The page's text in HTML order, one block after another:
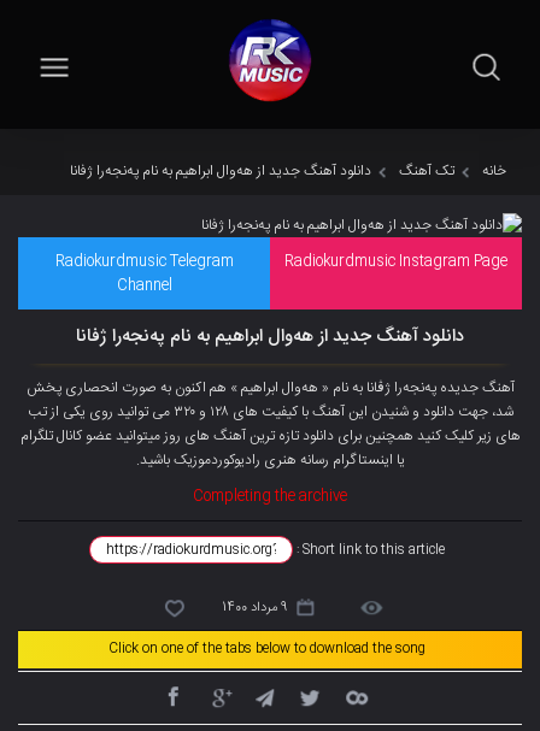
خانه تک آهنگ دانلود آهنگ جدید از هەوال ابراهیم به نام پەنجەرا ژفانا
Radiokurdmusic Instagram Page
Radiokurdmusic Telegram
Channel
دانلود آهنگ جدید از هەوال ابراهیم به نام پەنجەرا ژفانا
آهنگ جدیده پەنجەرا ژڤانا به نام « هەوال ابراهیم » هم اکنون به صورت انحصاری پخش
شد، جهت دانلود و شنیدن این آهنگ با کیفیت های ۱۲۸ و ۳۲۰ می توانید روی یکی از تب
های زیر کلیک کنید همچنین برای دانلود تازه ترین آهنگ های روز میتوانیدعضو کانال تلگرام
یا اینستاگرام رسانه هنری رادیوکوردموزیک باشید.
Completing the archive
Short link to this article :
9 مرداد 1400
Click on one of the tabs below to download the song